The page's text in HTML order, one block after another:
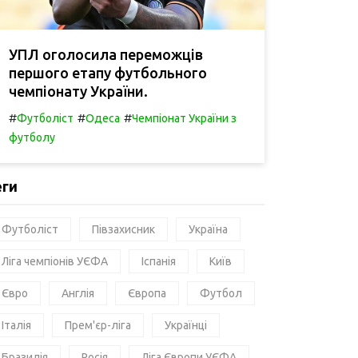
УПЛ оголосила переможців
першого етапу футбольного
чемпіонату України.
#Футболіст #Одеса #Чемпіонат України з
футболу
Футболіст Півзахисник Україна
Ліга чемпіонів УЄФА Іспанія Київ
Євро Англія Європа Футбол
Італія Прем'єр-ліга Українці